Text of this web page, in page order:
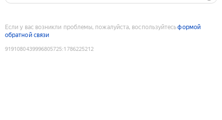
Если у вас возникли проблемы, пожалуйста, воспользуйтесьформой
обратной связи
9191080439996805725:1786225212